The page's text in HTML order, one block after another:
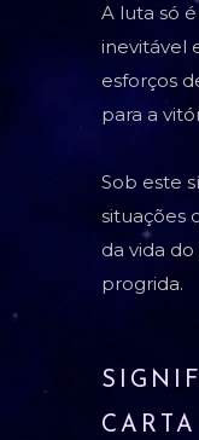
A luta só
inevitável
esforços
para a
Sob este
situações
da vida
progrida.